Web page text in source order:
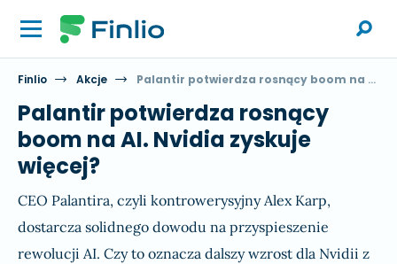
Finlio Akcje Palantir potwierdza rosnący boom na AI. Nvidia zyskuje więcej?
Palantir potwierdza rosnący
boom na AI. Nvidia zyskuje
więcej?
CEO Palantira, czyli kontrowerysyjny Alex Karp,
dostarcza solidnego dowodu na przyspieszenie
rewolucji AI. Czy to oznacza dalszy wzrost dla Nvidii z